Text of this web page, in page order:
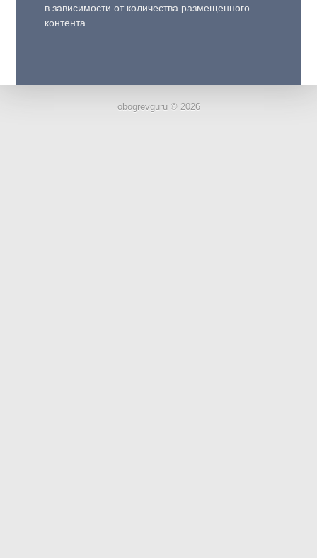
в зависимости от количества размещенного
контента.
obogrevguru © 2026